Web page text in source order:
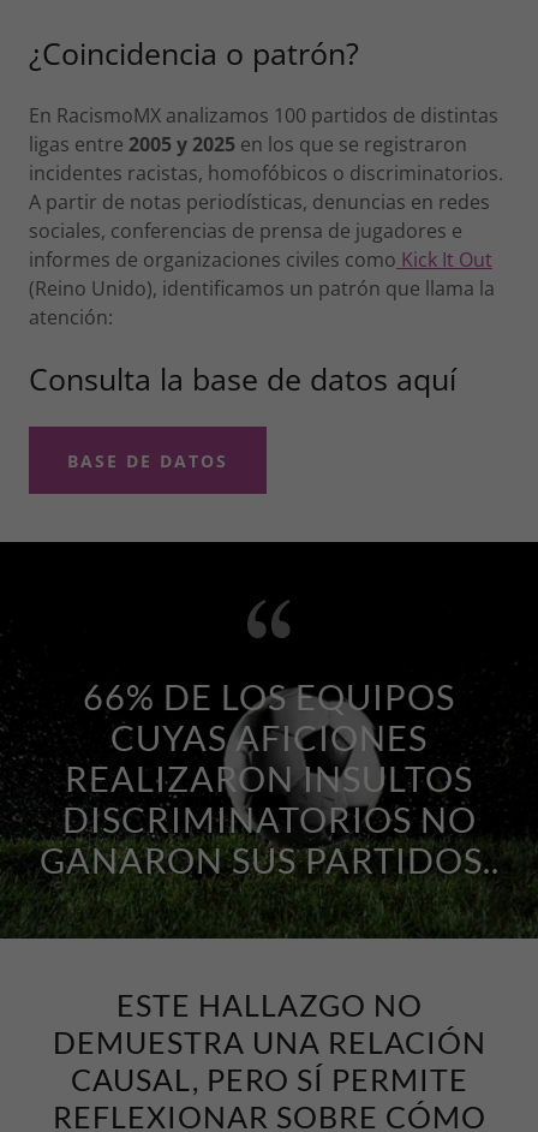
¿Coincidencia o patrón?
En RacismoMX analizamos 100 partidos de distintas
ligas entre 2005 y 2025 en los que se registraron
incidentes racistas, homofóbicos o discriminatorios.
A partir de notas periodísticas, denuncias en redes
sociales, conferencias de prensa de jugadores e
informes de organizaciones civiles como Kick It Out
(Reino Unido), identificamos un patrón que llama la
atención:
Consulta la base de datos aquí
BASE DE DATOS
66% DE LOS EQUIPOS
CUYAS AFICIONES
REALIZARON INSULTOS
DISCRIMINATORIOS NO
GANARON SUS PARTIDOS..
ESTE HALLAZGO NO
DEMUESTRA UNA RELACIÓN
CAUSAL, PERO SÍ PERMITE
REFLEXIONAR SOBRE CÓMO